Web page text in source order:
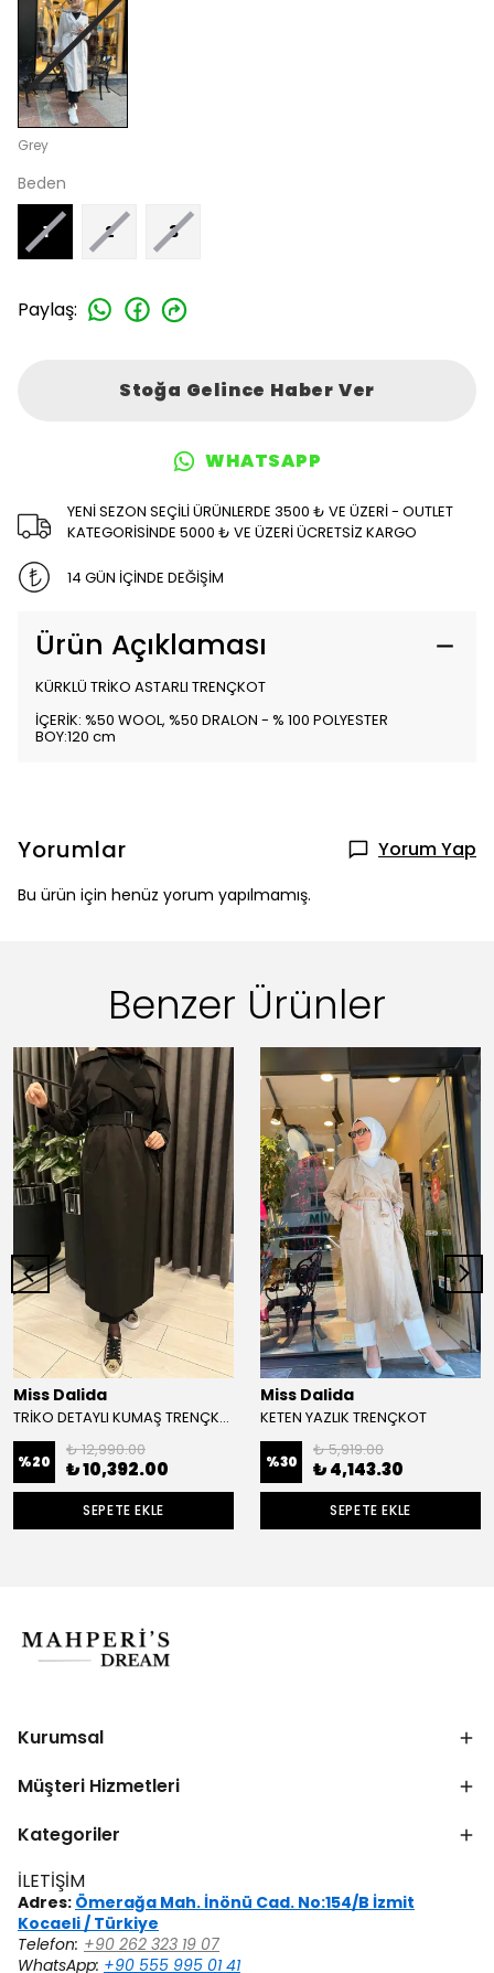
Grey
Beden
1 2 3
Paylaş:
Stoğa Gelince Haber Ver
WHATSAPP
YENİ SEZON SEÇİLİ ÜRÜNLERDE 3500 ₺ VE ÜZERİ - OUTLET
KATEGORİSİNDE 5000 ₺ VE ÜZERİ ÜCRETSİZ KARGO
14 GÜN İÇİNDE DEĞİŞİM
Ürün Açıklaması
KÜRKLÜ TRİKO ASTARLI TRENÇKOT
İÇERİK: %50 WOOL, %50 DRALON - % 100 POLYESTER
BOY:120 cm
Yorumlar Yorum Yap
Bu ürün için henüz yorum yapılmamış.
Benzer Ürünler
Miss Dalida
TRİKO DETAYLI KUMAŞ TRENÇKOT
%20
₺ 12,990.00
₺ 10,392.00
SEPETE EKLE
Miss Dalida
KETEN YAZLIK TRENÇKOT
%30
₺ 5,919.00
₺ 4,143.30
SEPETE EKLE
Kurumsal
Müşteri Hizmetleri
Kategoriler
İLETİŞİM
Adres: Ömerağa Mah. İnönü Cad. No:154/B İzmit
Kocaeli / Türkiye
Telefon: +90 262 323 19 07
WhatsApp: +90 555 995 01 41